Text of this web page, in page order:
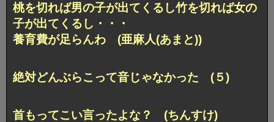
桃を切れば男の子が出てくるし竹を切れば女の
子が出てくるし・・・
養育費が足らんわ (亜麻人(あまと))
絶対どんぶらこって音じゃなかった (５)
首もってこい言ったよな？ (ちんすけ)